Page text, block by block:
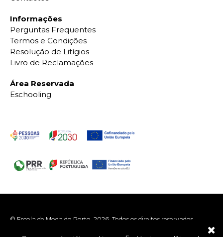
Informações
Perguntas Frequentes
Termos e Condições
Resolução de Litígios
Livro de Reclamações
Área Reservada
Eschooling
© Escola de Moda do Porto, 2026. Todos os direitos reservados.